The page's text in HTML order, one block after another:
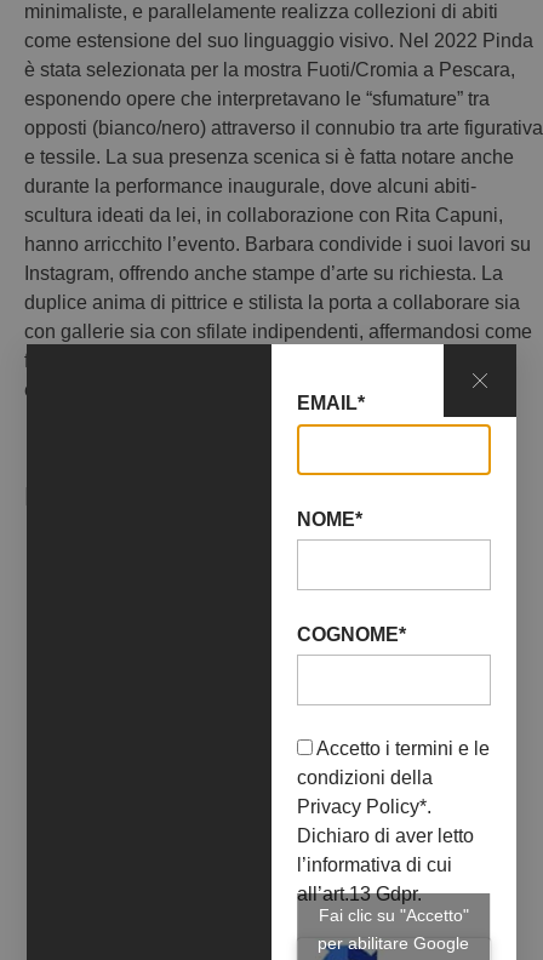
minimaliste, e parallelamente realizza collezioni di abiti
come estensione del suo linguaggio visivo. Nel 2022 Pinda
è stata selezionata per la mostra Fuoti/Cromia a Pescara,
esponendo opere che interpretavano le “sfumature” tra
opposti (bianco/nero) attraverso il connubio tra arte figurativa
e tessile. La sua presenza scenica si è fatta notare anche
durante la performance inaugurale, dove alcuni abiti-
scultura ideati da lei, in collaborazione con Rita Capuni,
hanno arricchito l’evento. Barbara condivide i suoi lavori su
Instagram, offrendo anche stampe d’arte su richiesta. La
duplice anima di pittrice e stilista la porta a collaborare sia
con gallerie sia con sfilate indipendenti, affermandosi come
figura originale nel panorama della giovane arte italo-
europea.
EMAIL*
NOME*
COGNOME*
Accetto i termini e le
condizioni della
Privacy Policy*.
Dichiaro di aver letto
l’informativa di cui
all’art.13 Gdpr.
Fai clic su "Accetto"
per abilitare Google